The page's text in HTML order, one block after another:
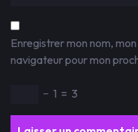
Enregistrer mon nom,
navigateur pour mon
− 1 = 3